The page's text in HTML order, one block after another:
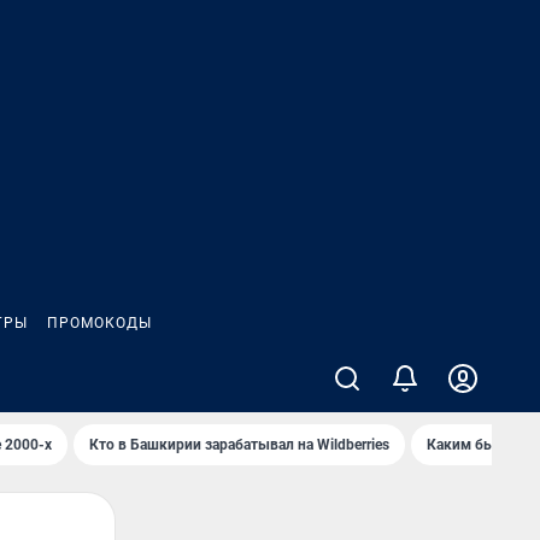
ПРОМОКОДЫ
2000-х Кто в Башкирии зарабатывал на Wildberries Каким было